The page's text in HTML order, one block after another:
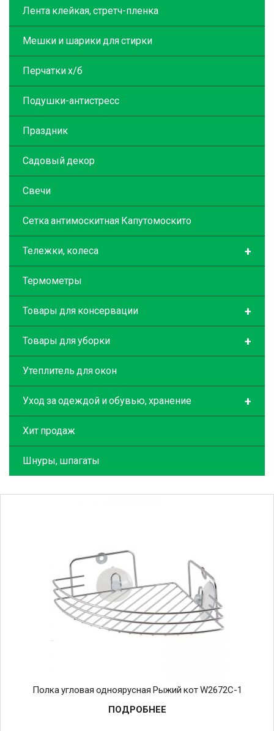
Полка угловая одноярусная Рыжий кот W2672С-1
ПОДРОБНЕЕ
Лента клейкая, стретч-пленка
Мешки и шарики для стирки
Перчатки х/б
Подушки-антистресс
Праздник
Садовый декор
Свечи
Сетка антимоскитная Капутомоскито
+
Тележки, колеса
Термометры
+
Товары для консервации
+
Товары для уборки
Утеплитель для окон
+
Уход за одеждой и обувью, хранение
Хит продаж
Шнуры, шпагаты